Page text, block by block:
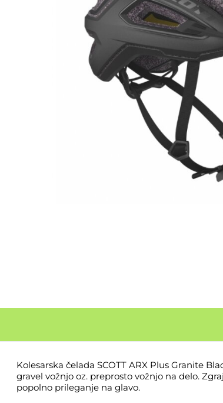
Kolesarska čelada SCOTT ARX Plus Granite
gravel vožnjo oz. preprosto vožnjo na delo.
popolno prileganje na glavo.